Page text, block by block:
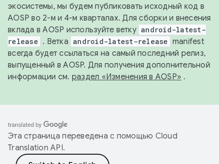
экосистемы, мы будем публиковать исходный код в
AOSP во 2-м и 4-м кварталах. Для сборки и внесения
вклада в AOSP используйте ветку android-latest-
release . Ветка android-latest-release manifest
всегда будет ссылаться на самый последний релиз,
выпущенный в AOSP. Для получения дополнительной
информации см. раздел «Изменения в AOSP» .
Эта страница переведена с помощью Cloud
Translation API.